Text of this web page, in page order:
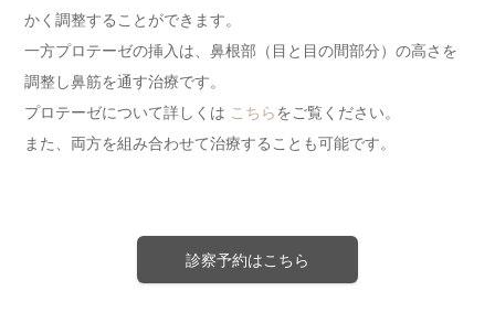
かく調整することができます。
一方プロテーゼの挿入は、鼻根部（目と目の間部分）の高さを
調整し鼻筋を通す治療です。
プロテーゼについて詳しくは こちらをご覧ください。
また、両方を組み合わせて治療することも可能です。
診察予約はこちら